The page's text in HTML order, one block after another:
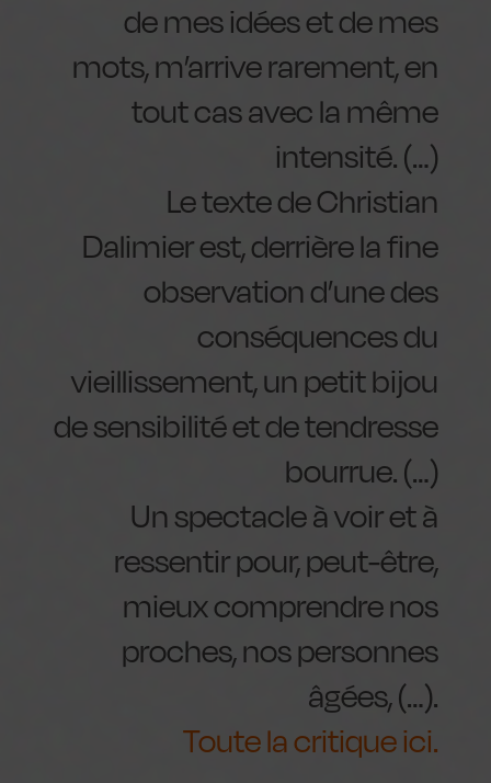
de mes idées et de mes
mots, m’arrive rarement, en
tout cas avec la même
intensité. (…)
Le texte de Christian
Dalimier est, derrière la fine
observation d’une des
conséquences du
vieillissement, un petit bijou
de sensibilité et de tendresse
bourrue. (…)
Un spectacle à voir et à
ressentir pour, peut-être,
mieux comprendre nos
proches, nos personnes
âgées, (…).
Toute la critique ici.